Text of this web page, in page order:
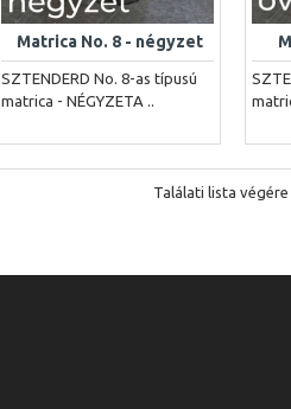
Matrica No. 8 - négyzet
SZTENDERD No. 8-as típusú
matrica - NÉGYZETA ..
Találati lista